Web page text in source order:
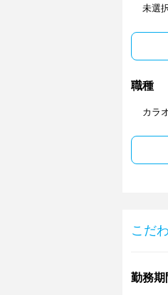
未選
職種
カラ
こだ
勤務期